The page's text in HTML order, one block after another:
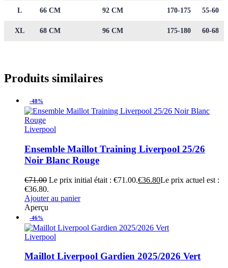
L 66 CM 92 CM 170-175 55-60
XL 68 CM 96 CM 175-180 60-68
Produits similaires
-48%
Liverpool
Ensemble Maillot Training Liverpool 25/26
Noir Blanc Rouge
€71.00 Le prix initial était : €71.00.€36.80Le prix actuel est :
€36.80.
Ajouter au panier
Aperçu
-46%
Liverpool
Maillot Liverpool Gardien 2025/2026 Vert